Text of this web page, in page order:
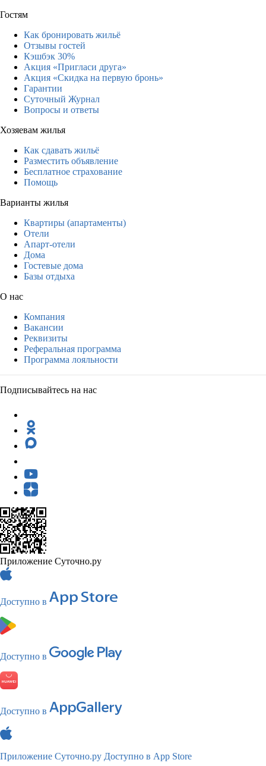
Гостям
Как бронировать жильё
Отзывы гостей
Кэшбэк 30%
Акция «Пригласи друга»
Акция «Скидка на первую бронь»
Гарантии
Суточный Журнал
Вопросы и ответы
Хозяевам жилья
Как сдавать жильё
Разместить объявление
Бесплатное страхование
Помощь
Варианты жилья
Квартиры (апартаменты)
Отели
Апарт-отели
Дома
Гостевые дома
Базы отдыха
О нас
Компания
Вакансии
Реквизиты
Реферальная программа
Программа лояльности
Подписывайтесь на нас
Приложение Суточно.ру
Доступно в
Доступно в
Доступно в
Приложение Суточно.ру Доступно в App Store